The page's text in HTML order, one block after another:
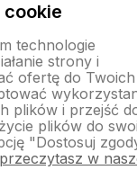
cookie
technologie
strony i
ofertę do Twoich
plików i przejść
plików do
"Dostosuj
w